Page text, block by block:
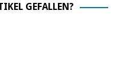
GEFALLEN?